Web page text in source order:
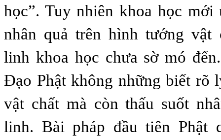
học”. Tuy nhiên khoa học mới
nhân quả trên hình tướng vật
linh khoa học chưa sờ mó
Đạo Phật không những biết rõ
vật chất mà còn thấu suốt
linh. Bài pháp đầu tiên Phật